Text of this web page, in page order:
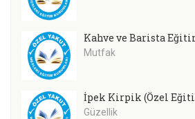
Kahve ve Barista
Mutfak
İpek Kirpik (Özel
Güzellik